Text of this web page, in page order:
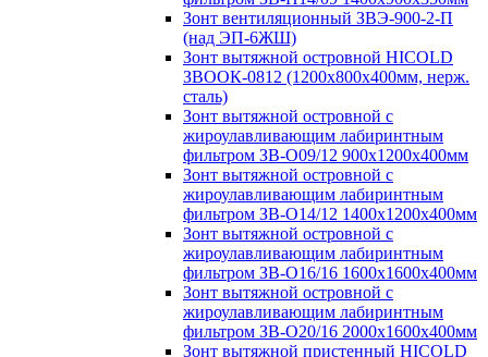
Зонт вентиляционный ЗВЭ-900-2-П
(над ЭП-6ЖШ)
Зонт вытяжной островной HICOLD
ЗВООК-0812 (1200х800x400мм, нерж.
сталь)
Зонт вытяжной островной с
жироулавливающим лабиринтным
фильтром ЗВ-О09/12 900х1200х400мм
Зонт вытяжной островной с
жироулавливающим лабиринтным
фильтром ЗВ-О14/12 1400х1200х400мм
Зонт вытяжной островной с
жироулавливающим лабиринтным
фильтром ЗВ-О16/16 1600х1600х400мм
Зонт вытяжной островной с
жироулавливающим лабиринтным
фильтром ЗВ-О20/16 2000х1600х400мм
Зонт вытяжной пристенный HICOLD